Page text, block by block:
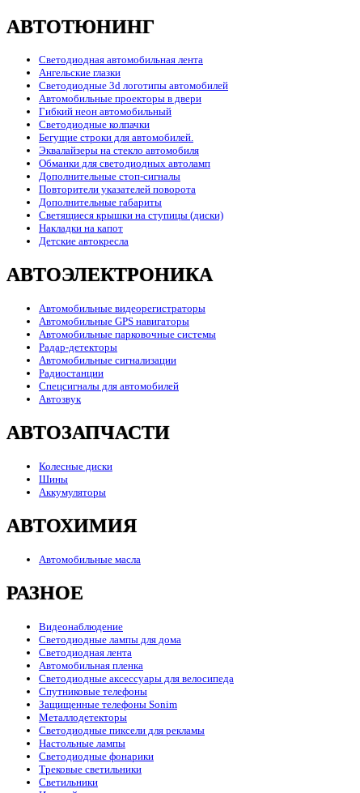
АВТОТЮНИНГ
Светодиодная автомобильная лента
Ангельские глазки
Светодиодные 3d логотипы автомобилей
Автомобильные проекторы в двери
Гибкий неон автомобильный
Светодиодные колпачки
Бегущие строки для автомобилей.
Эквалайзеры на стекло автомобиля
Обманки для светодиодных автоламп
Дополнительные стоп-сигналы
Повторители указателей поворота
Дополнительные габариты
Светящиеся крышки на ступицы (диски)
Накладки на капот
Детские автокресла
АВТОЭЛЕКТРОНИКА
Автомобильные видеорегистраторы
Автомобильные GPS навигаторы
Автомобильные парковочные системы
Радар-детекторы
Автомобильные сигнализации
Радиостанции
Спецсигналы для автомобилей
Автозвук
АВТОЗАПЧАСТИ
Колесные диски
Шины
Аккумуляторы
АВТОХИМИЯ
Автомобильные масла
РАЗНОЕ
Видеонаблюдение
Светодиодные лампы для дома
Светодиодная лента
Автомобильная пленка
Светодиодные аксессуары для велосипеда
Спутниковые телефоны
Защищенные телефоны Sonim
Металлодетекторы
Светодиодные пиксели для рекламы
Настольные лампы
Светодиодные фонарики
Трековые светильники
Светильники